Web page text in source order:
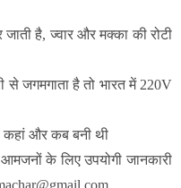
है, ज्वार और मक्का की रोटी
से जगमगाता है तो भारत में 220V
कहां और कब बनी थी
के लिए उपयोगी जानकारी